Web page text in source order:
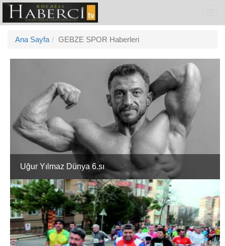
Ana Sayfa GEBZE SPOR Haberleri
Uğur Yılmaz Dünya 6.sı